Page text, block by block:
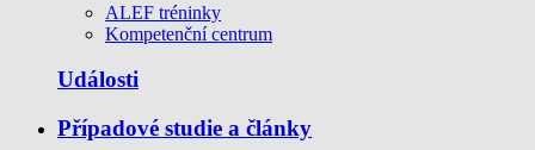
ALEF tréninky
Kompetenční centrum
Události
Případové studie a články